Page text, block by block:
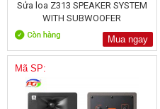
Sửa loa Z313 SPEAKER SYSTEM
WITH SUBWOOFER
Mua ngay
Mã SP: